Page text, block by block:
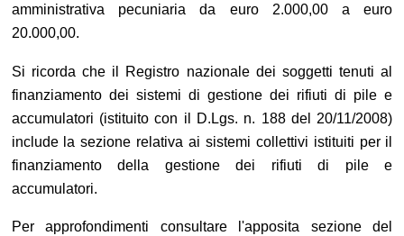
amministrativa pecuniaria da euro 2.000,00 a euro
20.000,00.
Si ricorda che il Registro nazionale dei soggetti tenuti al
finanziamento dei sistemi di gestione dei rifiuti di pile e
accumulatori (istituito con il D.Lgs. n. 188 del 20/11/2008)
include la sezione relativa ai sistemi collettivi istituiti per il
finanziamento della gestione dei rifiuti di pile e
accumulatori.
Per approfondimenti consultare l'apposita sezione del